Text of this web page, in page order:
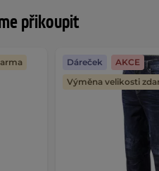
přikoupit
Dáreček
AKCE
Výměna velikosti